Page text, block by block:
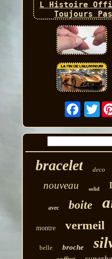
bracelet deco
nouveau solid
avec boite
montre vermeil
belle broche